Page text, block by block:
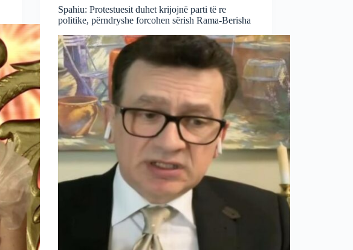
Spahiu: Protestuesit duhet krijojnë parti të re
politike, përndryshe forcohen sërish Rama-Berisha